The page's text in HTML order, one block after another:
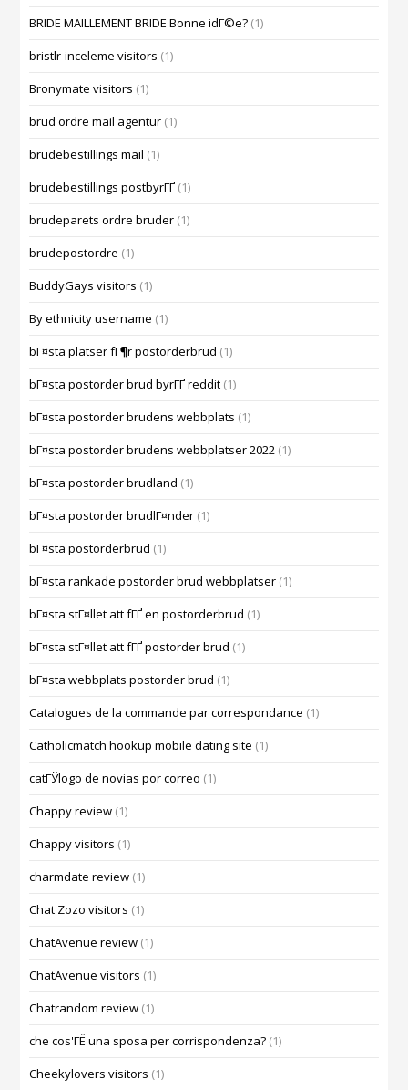
BRIDE MAILLEMENT BRIDE Bonne idГ©e? (1)
bristlr-inceleme visitors (1)
Bronymate visitors (1)
brud ordre mail agentur (1)
brudebestillings mail (1)
brudebestillings postbyrГҐ (1)
brudeparets ordre bruder (1)
brudepostordre (1)
BuddyGays visitors (1)
By ethnicity username (1)
bГ¤sta platser fГ¶r postorderbrud (1)
bГ¤sta postorder brud byrГҐ reddit (1)
bГ¤sta postorder brudens webbplats (1)
bГ¤sta postorder brudens webbplatser 2022 (1)
bГ¤sta postorder brudland (1)
bГ¤sta postorder brudlГ¤nder (1)
bГ¤sta postorderbrud (1)
bГ¤sta rankade postorder brud webbplatser (1)
bГ¤sta stГ¤llet att fГҐ en postorderbrud (1)
bГ¤sta stГ¤llet att fГҐ postorder brud (1)
bГ¤sta webbplats postorder brud (1)
Catalogues de la commande par correspondance (1)
Catholicmatch hookup mobile dating site (1)
catГЎlogo de novias por correo (1)
Chappy review (1)
Chappy visitors (1)
charmdate review (1)
Chat Zozo visitors (1)
ChatAvenue review (1)
ChatAvenue visitors (1)
Chatrandom review (1)
che cos'ГЁ una sposa per corrispondenza? (1)
Cheekylovers visitors (1)